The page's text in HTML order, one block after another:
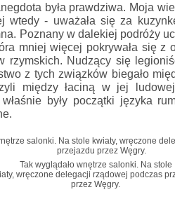
była prawdziwa. Moja
wtedy - uważała się za
Poznany w dalekiej podróży
mniej więcej pokrywała się z
rzymskich. Nudzący się
z tych związków biegało
między łaciną w jej
były początki języka
Tak wyglądało wnętrze salonki. Na stole
wręczone delegacji rządowej podczas
przez Węgry.